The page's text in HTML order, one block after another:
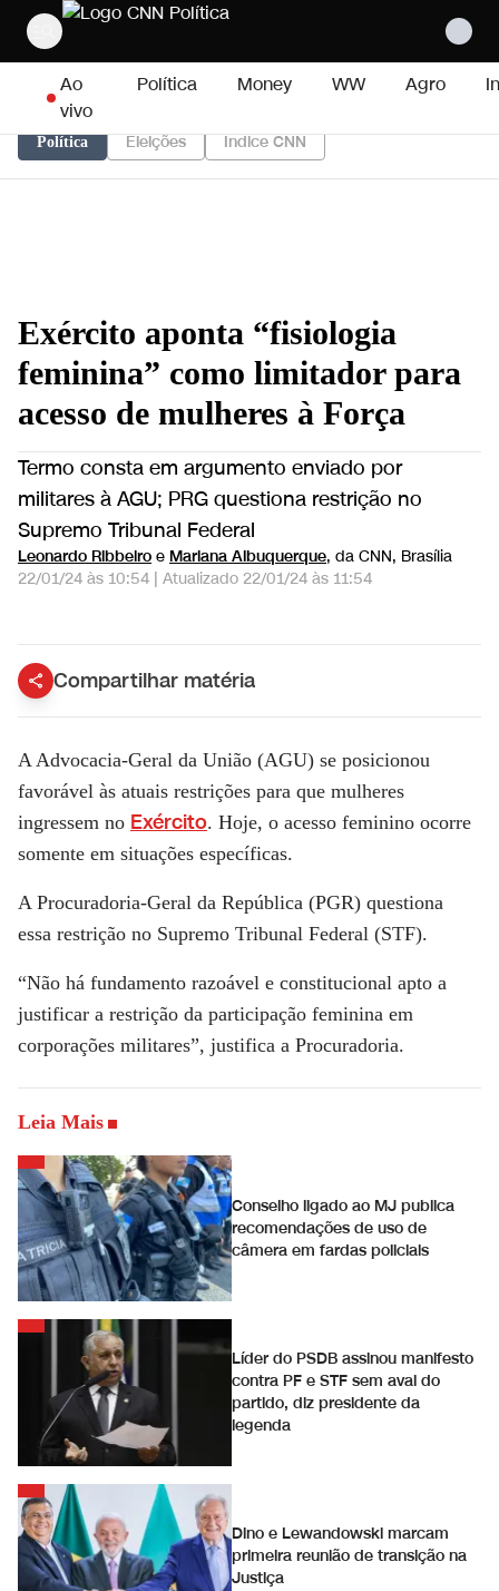
Pular para o conteúdo
Ao
vivo
Política Money WW Agro
Política Eleições Índice CNN
Exército aponta “fisiologia
feminina” como limitador para
acesso de mulheres à Força
Termo consta em argumento enviado por
militares à AGU; PRG questiona restrição no
Supremo Tribunal Federal
Leonardo Ribbeiro e Mariana Albuquerque, da CNN, Brasília
22/01/24 às 10:54 | Atualizado 22/01/24 às 11:54
Exército aponta “fisiologia feminina” como limitador para acesso de mulheres à Força | LIVE CNN
Compartilhar matéria
A Advocacia-Geral da União (AGU) se posicionou
favorável às atuais restrições para que mulheres
ingressem no Exército. Hoje, o acesso feminino ocorre
somente em situações específicas.
A Procuradoria-Geral da República (PGR) questiona
essa restrição no Supremo Tribunal Federal (STF).
“Não há fundamento razoável e constitucional apto a
justificar a restrição da participação feminina em
corporações militares”, justifica a Procuradoria.
Leia Mais
Conselho ligado ao MJ publica
recomendações de uso de
câmera em fardas policiais
Líder do PSDB assinou manifesto
contra PF e STF sem aval do
partido, diz presidente da
legenda
Dino e Lewandowski marcam
primeira reunião de transição na
Justiça